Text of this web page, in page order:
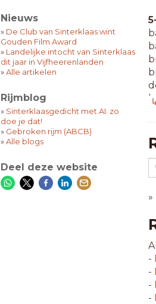
Nieuws
» De Club van Sinterklaas wint
Gouden Film Award
» Landelijke intocht van Sinterklaas
dit jaar in Vijfheerenlanden
»Alle artikelen
Rijmblog
» Sinterklaasgedicht met AI: zo
doe je dat!
» Gebroken rijm (ABCB)
»Alle blogs
Deel deze website
-
-
-
-